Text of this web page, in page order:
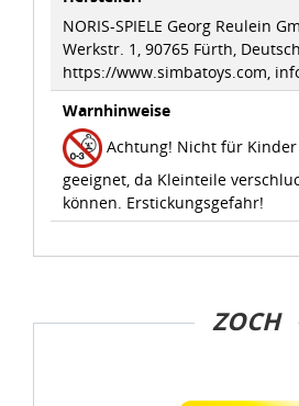
NORIS-SPIELE Georg Reulein
Werkstr. 1, 90765 Fürth,
https://www.simbatoys.com,
Warnhinweise
Achtung! Nicht für
geeignet, da Kleinteile
können. Erstickungsgefahr!
ZOCH